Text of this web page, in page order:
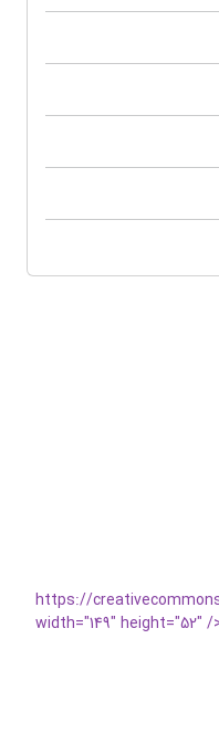
https://
width="149" height="52" /